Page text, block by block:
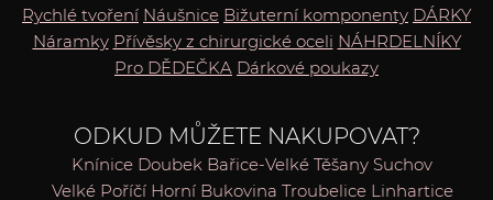
Rychlé tvoření Náušnice Bižuterní komponenty DÁRKY
Náramky Přívěsky z chirurgické oceli NÁHRDELNÍKY
Pro DĚDEČKA Dárkové poukazy
ODKUD MŮŽETE NAKUPOVAT?
Knínice Doubek Bařice-Velké Těšany Suchov
Velké Poříčí Horní Bukovina Troubelice Linhartice